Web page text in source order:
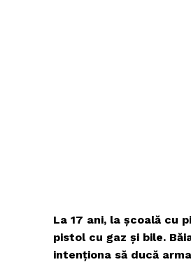
La 17 ani, la școală cu
pistol cu gaz și bile.
intenționa să ducă